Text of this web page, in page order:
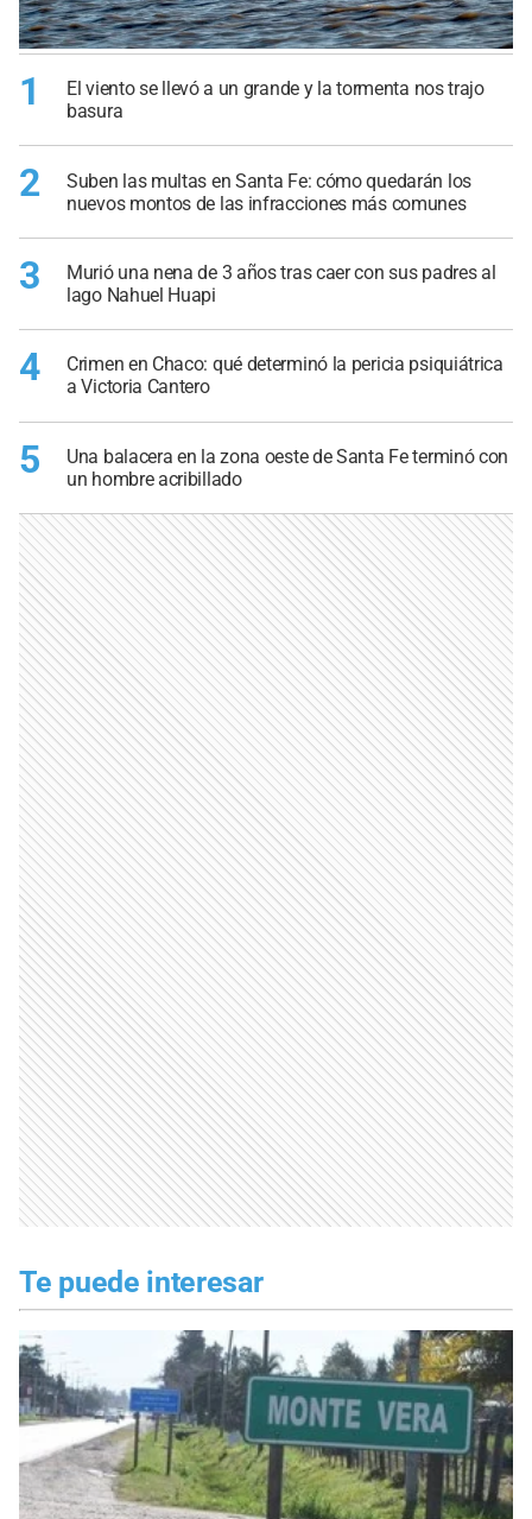
1
El viento se llevó a un grande y la tormenta nos trajo
basura
2
Suben las multas en Santa Fe: cómo quedarán los
nuevos montos de las infracciones más comunes
3
Murió una nena de 3 años tras caer con sus padres al
lago Nahuel Huapi
4
Crimen en Chaco: qué determinó la pericia psiquiátrica
a Victoria Cantero
5
Una balacera en la zona oeste de Santa Fe terminó con
un hombre acribillado
Te puede interesar